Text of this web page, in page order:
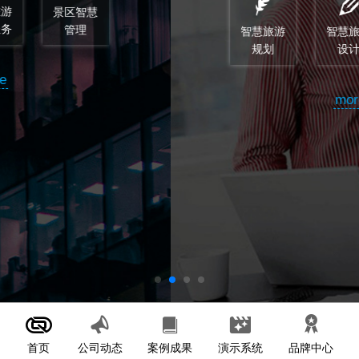
首页 公司动态 案例成果 演示系统 品牌中心
智慧旅游
智慧旅游
顾问和监
理